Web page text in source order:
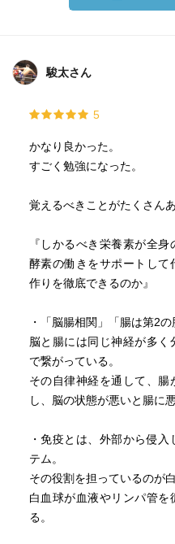
駿太さん
5
かなり良かった。
すごく勉強になった。
覚えるべきことがたくさんあ
『しかるべき栄養素が全
酵素の働きをサポートして
作りを徹底できるのか』
・「脳腸相関」「腸は第2の
脳と腸には同じ神経が多
で繋がっている。
その自律神経を通して、
し、脳の状態が悪いと腸に
・免疫とは、外部から侵
テム。
その役割を担っているのが白
白血球が血液やリンパ管
る。